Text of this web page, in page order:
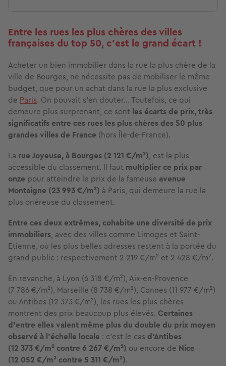
Entre les rues les plus chères des villes
françaises du top 50, c'est le grand écart !
Acheter un bien immobilier dans la rue la plus chère de la
ville de Bourges, ne nécessite pas de mobiliser le même
budget, que pour un achat dans la rue la plus exclusive
de Paris. On pouvait s’en douter… Toutefois, ce qui
demeure plus surprenant, ce sont les écarts de prix, très
significatifs entre ces rues les plus chères des 50 plus
grandes villes de France (hors Île-de-France).
La rue Joyeuse, à Bourges (2 121 €/m²), est la plus
accessible du classement. Il faut multiplier ce prix par
onze pour atteindre le prix de la fameuse avenue
Montaigne (23 993 €/m²) à Paris, qui demeure la rue la
plus onéreuse du classement.
Entre ces deux extrêmes, cohabite une diversité de prix
immobiliers, avec des villes comme Limoges et Saint-
Etienne, où les plus belles adresses restent à la portée du
grand public : respectivement 2 219 €/m² et 2 428 €/m².
En revanche, à Lyon (6 318 €/m²), Aix-en-Provence
(7 786 €/m²), Marseille (8 738 €/m²), Cannes (11 977 €/m²)
ou Antibes (12 373 €/m²), les rues les plus chères
montrent des prix beaucoup plus élevés. Certaines
d’entre elles valent même plus du double du prix moyen
observé à l’échelle locale : c’est le cas d’Antibes
(12 373 €/m² contre 6 267 €/m²) ou encore de Nice
(12 052 €/m² contre 5 311 €/m²).